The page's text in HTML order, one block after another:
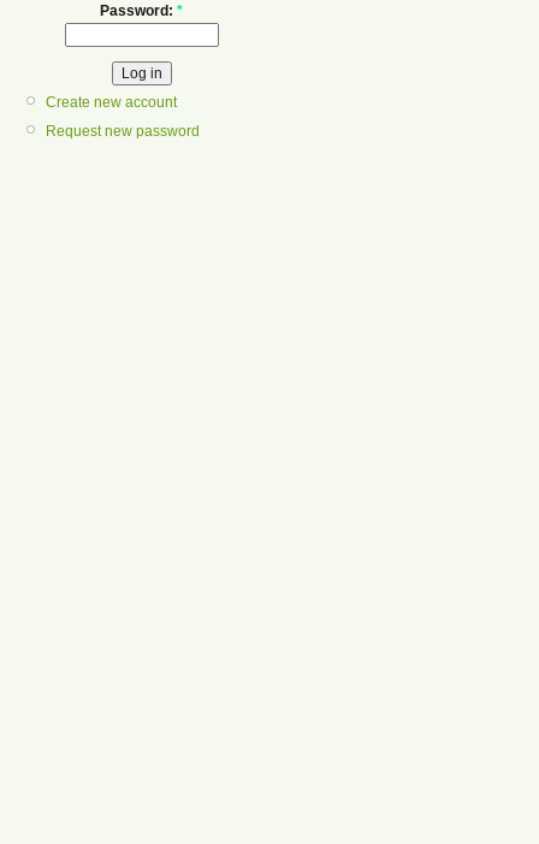
Password: *
Create new account
Request new password